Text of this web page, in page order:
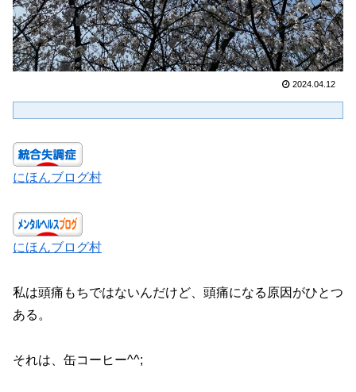
2024.04.12
にほんブログ村
にほんブログ村
私は頭痛もちではないんだけど、頭痛になる原因がひとつ
ある。
それは、缶コーヒー^^;